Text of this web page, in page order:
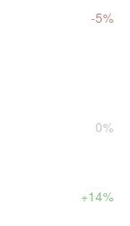
-5%
0%
+14%